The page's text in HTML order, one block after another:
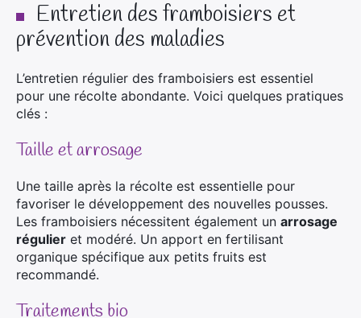
Entretien des framboisiers et
prévention des maladies
L’entretien régulier des framboisiers est essentiel
pour une récolte abondante. Voici quelques pratiques
clés :
Taille et arrosage
Une taille après la récolte est essentielle pour
favoriser le développement des nouvelles pousses.
Les framboisiers nécessitent également un arrosage
régulier et modéré. Un apport en fertilisant
organique spécifique aux petits fruits est
recommandé.
Traitements bio